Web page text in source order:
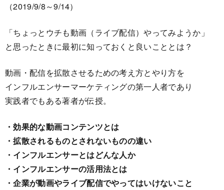
（2019/9/8～9/14）
「ちょっとウチも動画（ライブ配信）やってみようか」
と思ったときに最初に知っておくと良いこととは？
動画・配信を拡散させるための考え方とやり方を
インフルエンサーマーケティングの第一人者であり
実践者でもある著者が伝授。
・効果的な動画コンテンツとは
・拡散されるものとされないものの違い
・インフルエンサーとはどんな人か
・インフルエンサーの活用法とは
・企業が動画やライブ配信でやってはいけないこと